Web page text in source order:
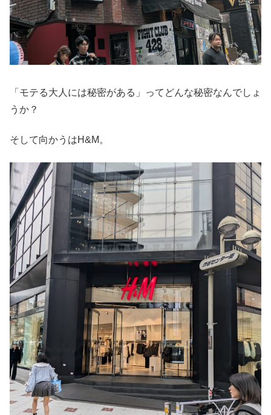
「モテる大人には秘密がある」ってどんな秘密なんでしょ
うか？
そして向かうはH&M。